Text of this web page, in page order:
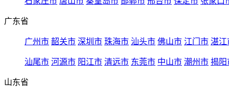
广东省
广州市 韶关市 深圳市 珠海市 汕头市 佛山市 江门市 湛江
汕尾市 河源市 阳江市 清远市 东莞市 中山市 潮州市 揭阳
山东省